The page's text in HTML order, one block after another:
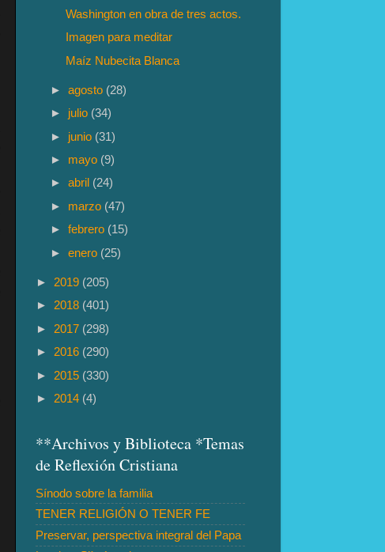
Washington en obra de tres actos.
Imagen para meditar
Maíz Nubecita Blanca
►agosto (28)
► julio (34)
► junio (31)
► mayo (9)
►abril (24)
► marzo (47)
►febrero (15)
►enero (25)
► 2019 (205)
► 2018 (401)
► 2017 (298)
► 2016 (290)
► 2015 (330)
► 2014 (4)
**Archivos y Biblioteca *Temas
de Reflexión Cristiana
Sínodo sobre la familia
TENER RELIGIÓN O TENER FE
Preservar, perspectiva integral del Papa